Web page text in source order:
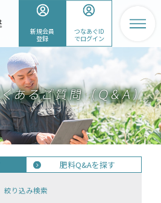
新規会員
登録
つなあぐID
でログイン
肥料Q&Aを探す
絞り込み検索